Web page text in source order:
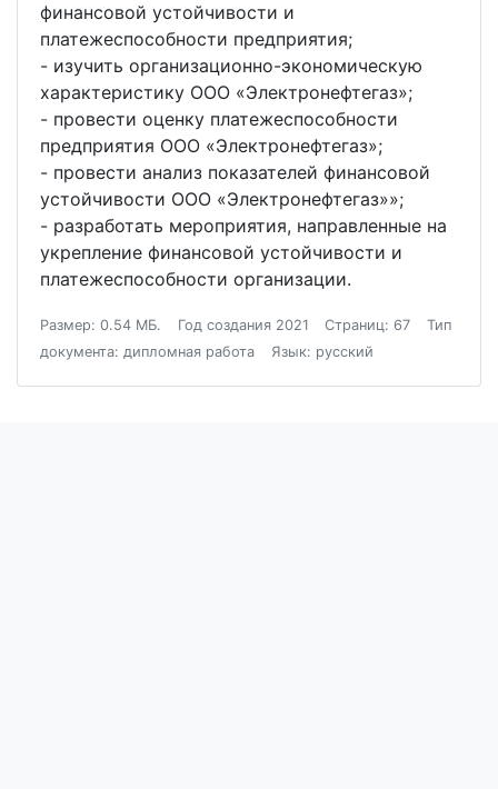
финансовой устойчивости и
платежеспособности предприятия;
- изучить организационно-экономическую
характеристику ООО «Электронефтегаз»;
- провести оценку платежеспособности
предприятия ООО «Электронефтегаз»;
- провести анализ показателей финансовой
устойчивости ООО «Электронефтегаз»»;
- разработать мероприятия, направленные на
укрепление финансовой устойчивости и
платежеспособности организации.
Размер: 0.54 МБ. Год создания 2021 Страниц: 67
Тип
документа: дипломная работа
Язык: русский